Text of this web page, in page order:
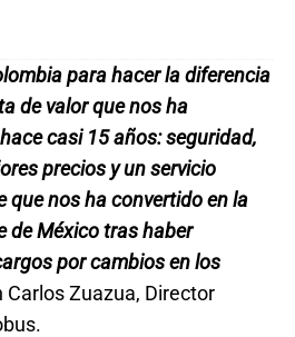
para hacer la diferencia
de valor que nos ha
casi 15 años: seguridad,
precios y un servicio
que nos ha convertido en la
de México tras haber
por cambios en los
Carlos Zuazua, Director